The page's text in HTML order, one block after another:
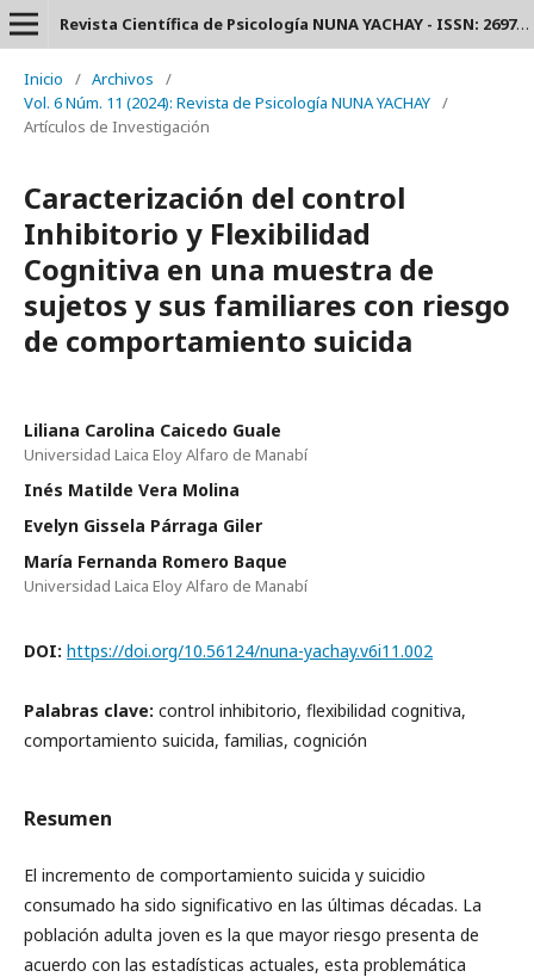
Revista Científica de Psicología NUNA YACHAY - ISSN: 2697-3588.
Inicio / Archivos
/
Vol. 6 Núm. 11 (2024): Revista de Psicología NUNA YACHAY /
Artículos de Investigación
Caracterización del control
Inhibitorio y Flexibilidad
Cognitiva en una muestra de
sujetos y sus familiares con riesgo
de comportamiento suicida
Liliana Carolina Caicedo Guale
Universidad Laica Eloy Alfaro de Manabí
Inés Matilde Vera Molina
Evelyn Gissela Párraga Giler
María Fernanda Romero Baque
Universidad Laica Eloy Alfaro de Manabí
DOI: https://doi.org/10.56124/nuna-yachay.v6i11.002
Palabras clave: control inhibitorio, flexibilidad cognitiva,
comportamiento suicida, familias, cognición
Resumen
El incremento de comportamiento suicida y suicidio
consumado ha sido significativo en las últimas décadas. La
población adulta joven es la que mayor riesgo presenta de
acuerdo con las estadísticas actuales, esta problemática